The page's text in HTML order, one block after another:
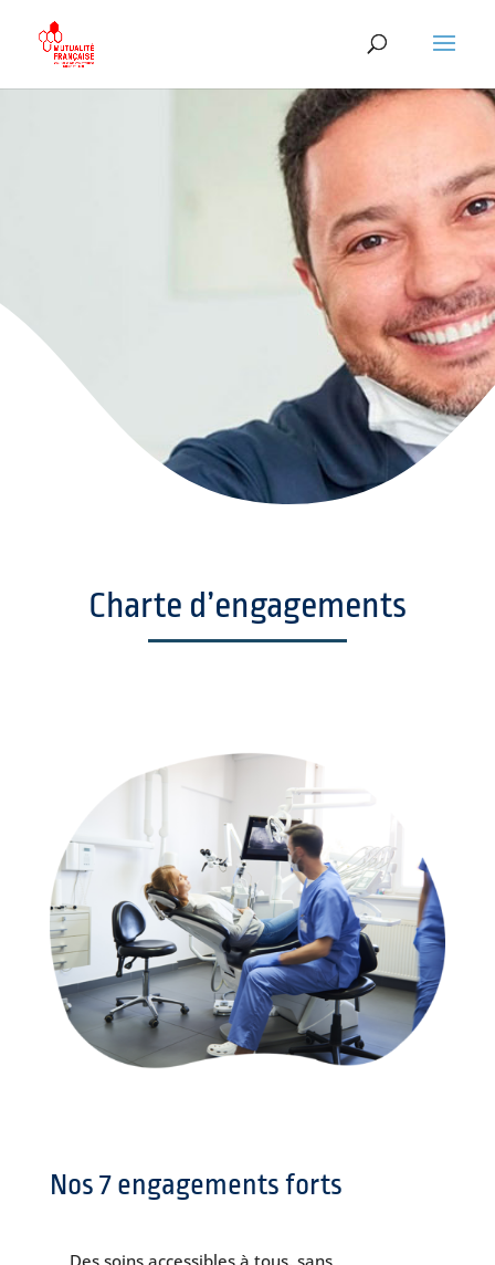
Charte d’engagements
Nos 7 engagements forts